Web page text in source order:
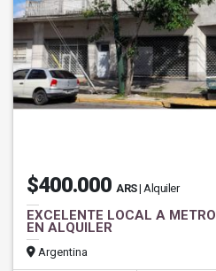
$400.000 ARS| Alquiler
EXCELENTE LOCAL A
EN ALQUILER
Argentina